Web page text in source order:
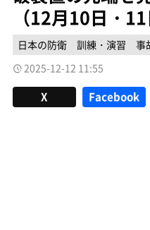
（12月10日・11
日本の防衛 訓練・演習 事
2025-12-12 11:55
X Facebook